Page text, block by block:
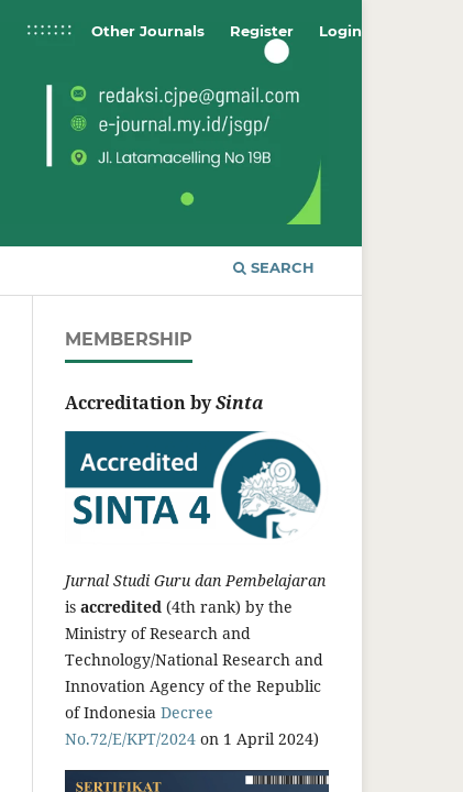
SEARCH
Other Journals Register Login
MEMBERSHIP
Accreditation bySinta
Jurnal Studi Guru dan Pembelajaran
is accredited (4th rank) by the
Ministry of Research and
Technology/National Research and
Innovation Agency of the Republic
of Indonesia Decree
No.72/E/KPT/2024 on 1 April 2024)